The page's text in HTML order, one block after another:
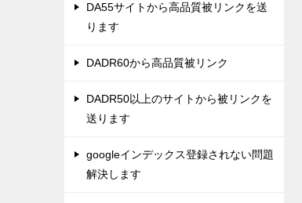
DA55サイトから高品質被リンクを送
ります
DADR60から高品質被リンク
DADR50以上のサイトから被リンクを
送ります
googleインデックス登録されない問題
解決します